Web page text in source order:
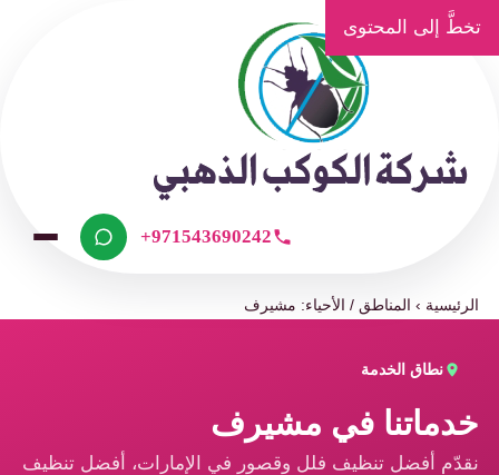
تخطَّ إلى المحتوى
+971543690242
الرئيسية ›المناطق / الأحياء: مشيرف
نطاق الخدمة
خدماتنا في مشيرف
نقدّم أفضل تنظيف فلل وقصور في الإمارات، أفضل تنظيف